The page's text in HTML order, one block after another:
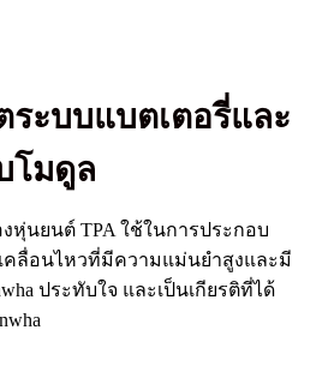
ระบบแบตเตอรี่และ
โมดูล
หุ่นยนต์ TPA ใช้ในการประกอบ
คลื่อนไหวที่มีความแม่นยำสูงและมี
ประทับใจ และเป็นเกียรติที่ได้